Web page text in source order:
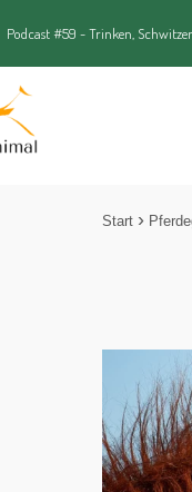
Podcast #59 - Trinken,
Start